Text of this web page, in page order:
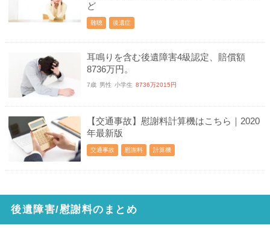
ど
難聴 後遺症
耳鳴りを含む後遺障害4級認定、賠償額
8736万円。
7歳 男性 小学生 8736万2015円
【交通事故】慰謝料計算機はこちら｜2020
年最新版
交通事故 慰謝料 計算機
後遺障害/慰謝料のまとめ